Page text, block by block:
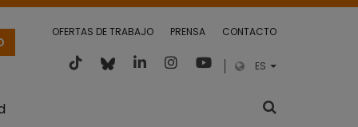
OFERTAS DE TRABAJO PRENSA CONTACTO
ES